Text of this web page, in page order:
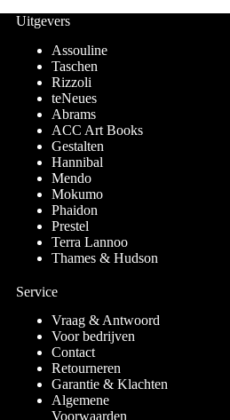
Uitgevers
Assouline
Taschen
Rizzoli
teNeues
Abrams
ACC Art Books
Gestalten
Hannibal
Mendo
Mokumo
Phaidon
Prestel
Terra Lannoo
Thames & Hudson
Service
Vraag & Antwoord
Voor bedrijven
Contact
Retourneren
Garantie & Klachten
Algemene
Voorwaarden